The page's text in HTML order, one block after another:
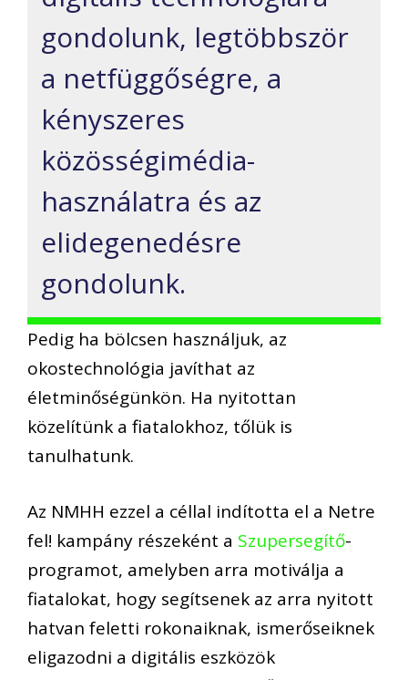
gondolunk, legtöbbször
a netfüggőségre, a
kényszeres
közösségimédia-
használatra és az
elidegenedésre
gondolunk.
Pedig ha bölcsen használjuk, az
okostechnológia javíthat az
életminőségünkön. Ha nyitottan
közelítünk a fiatalokhoz, tőlük is
tanulhatunk.
Az NMHH ezzel a céllal indította el a Netre
fel! kampány részeként a Szupersegítő-
programot, amelyben arra motiválja a
fiatalokat, hogy segítsenek az arra nyitott
hatvan feletti rokonaiknak, ismerőseiknek
eligazodni a digitális eszközök